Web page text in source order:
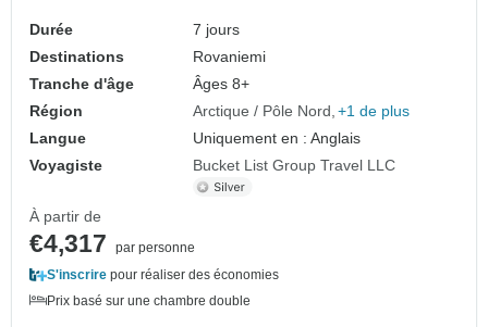
Durée
7 jours
Destinations
Rovaniemi
Tranche d'âge
Âges 8+
Région
Arctique / Pôle Nord +1 de plus
Langue
Uniquement en : Anglais
Voyagiste
Bucket List Group Travel LLC
À partir de
€4,317
par personne
S'inscrire pour réaliser des économies
Prix basé sur une chambre double